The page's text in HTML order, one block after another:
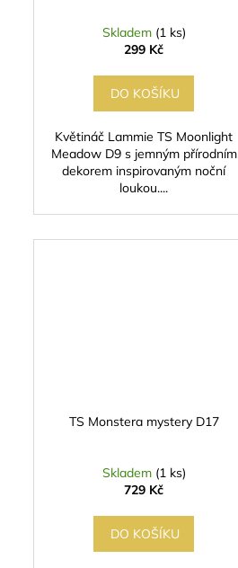
Skladem (1 ks)
299 Kč
DO KOŠÍKU
Květináč Lammie TS Moonlight
Meadow D9 s jemným přírodním
dekorem inspirovaným noční
loukou....
TS Monstera mystery D17
Skladem (1 ks)
729 Kč
DO KOŠÍKU